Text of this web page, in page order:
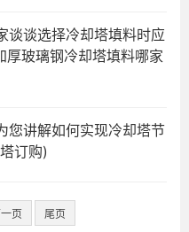
谈谈选择冷却塔填料时应
厚玻璃钢冷却塔填料哪家
您讲解如何实现冷却塔节
订购)
页 尾页